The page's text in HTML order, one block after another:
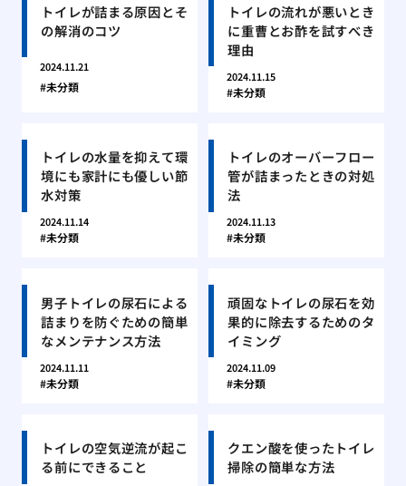
トイレが詰まる原因とそ
の解消のコツ
2024.11.21
未分類
トイレの流れが悪いとき
に重曹とお酢を試すべき
理由
2024.11.15
未分類
トイレの水量を抑えて環
境にも家計にも優しい節
水対策
2024.11.14
未分類
トイレのオーバーフロー
管が詰まったときの対処
法
2024.11.13
未分類
男子トイレの尿石による
詰まりを防ぐための簡単
なメンテナンス方法
2024.11.11
未分類
頑固なトイレの尿石を効
果的に除去するためのタ
イミング
2024.11.09
未分類
トイレの空気逆流が起こ
る前にできること
クエン酸を使ったトイレ
掃除の簡単な方法